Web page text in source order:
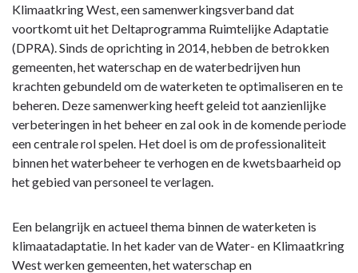
Klimaatkring West, een samenwerkingsverband dat
voortkomt uit het Deltaprogramma Ruimtelijke Adaptatie
(DPRA). Sinds de oprichting in 2014, hebben de betrokken
gemeenten, het waterschap en de waterbedrijven hun
krachten gebundeld om de waterketen te optimaliseren en te
beheren. Deze samenwerking heeft geleid tot aanzienlijke
verbeteringen in het beheer en zal ook in de komende periode
een centrale rol spelen. Het doel is om de professionaliteit
binnen het waterbeheer te verhogen en de kwetsbaarheid op
het gebied van personeel te verlagen.
Een belangrijk en actueel thema binnen de waterketen is
klimaatadaptatie. In het kader van de Water- en Klimaatkring
West werken gemeenten, het waterschap en